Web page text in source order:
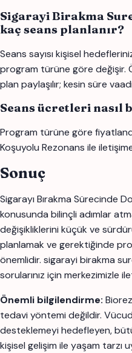
Sigarayi Birakma
kaç seans planlanır?
Seans sayısı kişisel
program türüne göre değişir.
plan paylaşılır; kesin süre
Seans ücretleri nasıl
Program türüne göre
Koşuyolu Rezonans ile
Sonuç
Sigarayı Bırakma Sürecinde
konusunda bilinçli adımlar
değişikliklerini küçük ve
planlamak ve gerektiğinde
önemlidir. sigarayi birakma
sorularınız için merkezimizle
Önemli bilgilendirme:
tedavi yöntemi değildir.
desteklemeyi hedefleyen,
kişisel gelişim ile yaşam tarzı